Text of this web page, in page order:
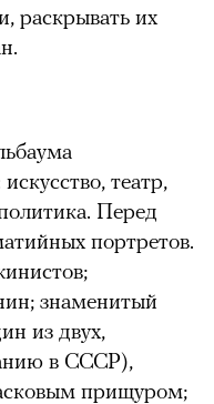
раскрывать их
театр,
Перед
портретов.
знаменитый
из двух,
в СССР),
прищуром;